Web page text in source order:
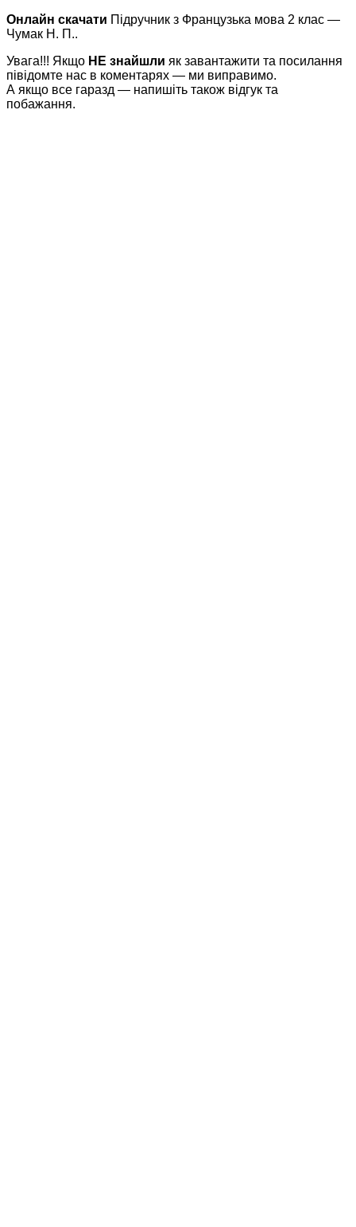
Онлайн скачати Підручник з Французька мова 2 клас —
Чумак Н. П..
Увага!!! Якщо НЕ знайшли як завантажити та посилання
півідомте нас в коментарях — ми виправимо.
А якщо все гаразд — напишіть також відгук та
побажання.